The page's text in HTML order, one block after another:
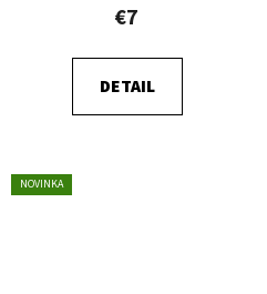
€7
DETAIL
NOVINKA